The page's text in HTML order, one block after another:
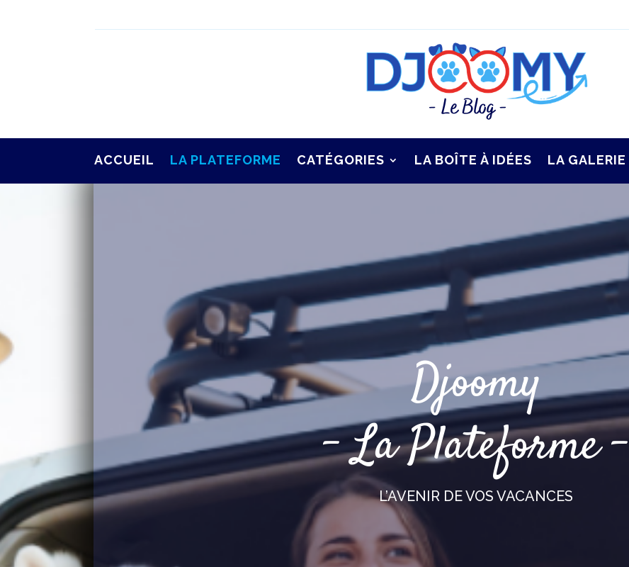
ACCUEIL LA PLATEFORME CATÉGORIES LA BOÎTE À IDÉES LA GALERIE
Djoomy
– La Plateforme –
L’AVENIR DE VOS VACANCES